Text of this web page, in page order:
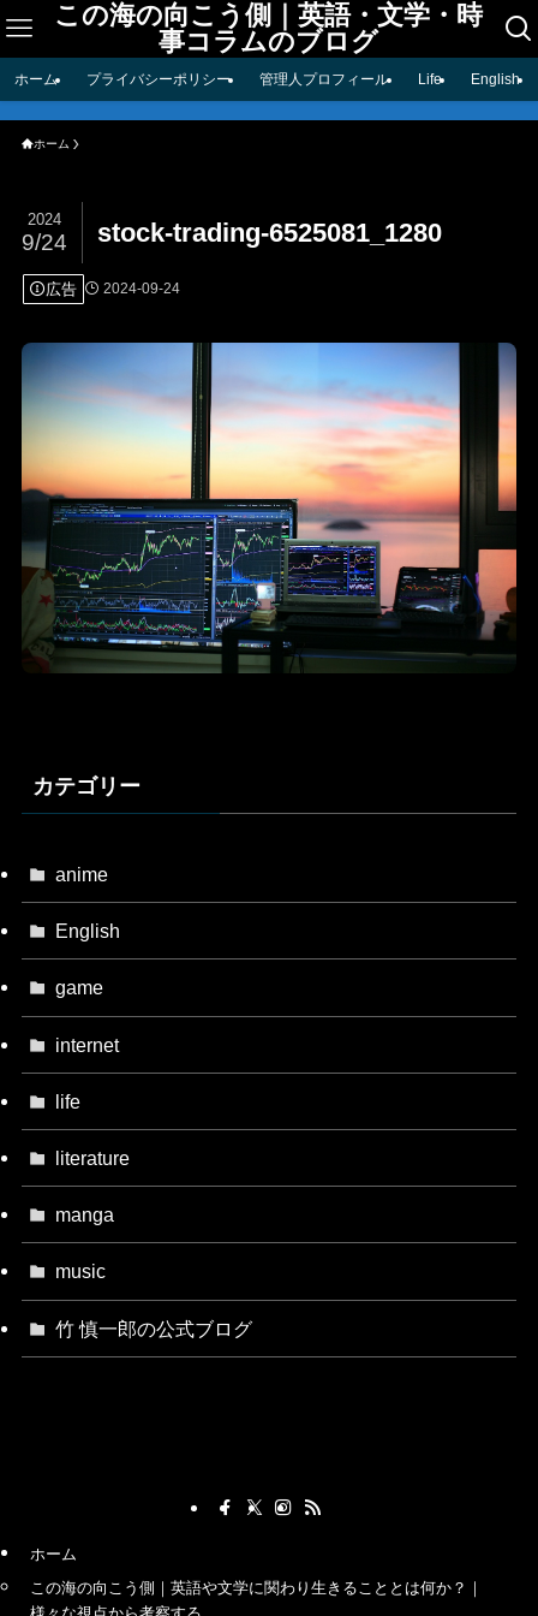
この海の向こう側｜英語・文学・時
事コラムのブログ
ホーム プライバシーポリシー 管理人プロフィール Life English
ホーム
stock-trading-6525081_1280
2024
9/24
広告 2024-09-24
カテゴリー
anime
English
game
internet
life
literature
manga
music
竹 慎一郎の公式ブログ
ホーム
この海の向こう側｜英語や文学に関わり生きることとは何か？｜